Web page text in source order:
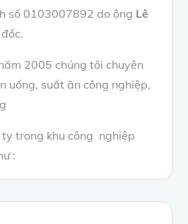
số 0103007892 do ông Lê
2005 chúng tôi chuyên
uống, suất ăn công nghiệp,
ty trong khu công nghiệp
: